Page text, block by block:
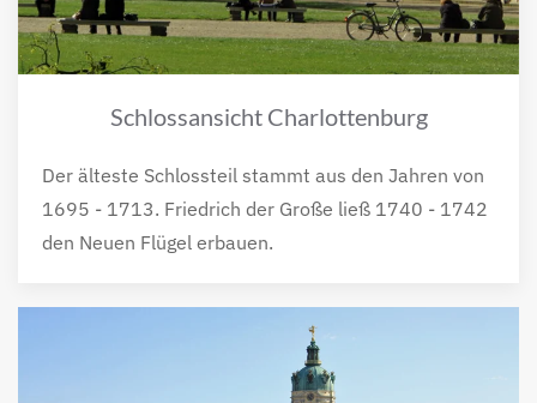
Schlossansicht Charlottenburg
Der älteste Schlossteil stammt aus den Jahren von
1695 - 1713. Friedrich der Große ließ 1740 - 1742
den Neuen Flügel erbauen.